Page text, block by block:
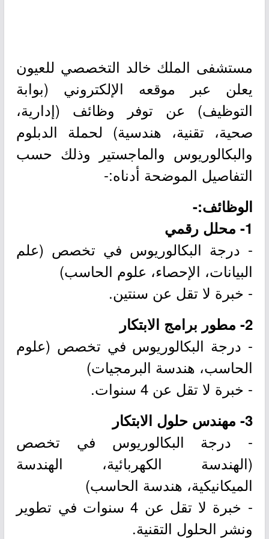
مستشفى الملك خالد التخصصي للعيون
يعلن عبر موقعه الإلكتروني (بوابة
التوظيف) عن توفر وظائف (إدارية،
صحية، تقنية، هندسية) لحملة الدبلوم
والبكالوريوس والماجستير وذلك حسب
التفاصيل الموضحة أدناه:-
الوظائف:-
1- محلل رقمي
- درجة البكالوريوس في تخصص (علم
البيانات، الإحصاء، علوم الحاسب)
- خبرة لا تقل عن سنتين.
2- مطور برامج الابتكار
- درجة البكالوريوس في تخصص (علوم
الحاسب، هندسة البرمجيات)
- خبرة لا تقل عن 4 سنوات.
3- مهندس حلول الابتكار
- درجة البكالوريوس في تخصص
(الهندسة الكهربائية، الهندسة
الميكانيكية، هندسة الحاسب)
- خبرة لا تقل عن 4 سنوات في تطوير
ونشر الحلول التقنية.